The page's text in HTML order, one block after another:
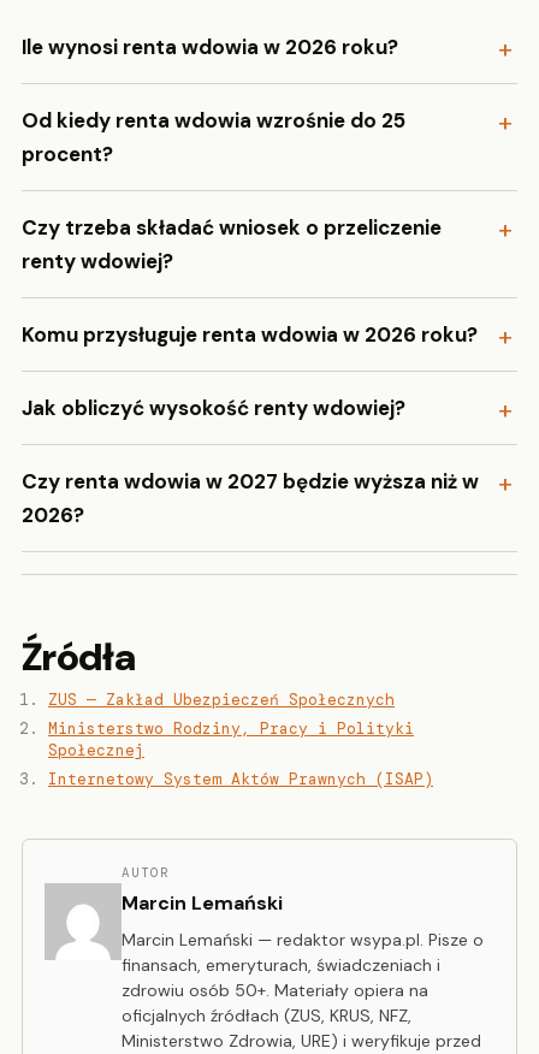
Ile wynosi renta wdowia w 2026 roku?
Od kiedy renta wdowia wzrośnie do 25
procent?
Czy trzeba składać wniosek o przeliczenie
renty wdowiej?
Komu przysługuje renta wdowia w 2026 roku?
Jak obliczyć wysokość renty wdowiej?
Czy renta wdowia w 2027 będzie wyższa niż w
2026?
Źródła
ZUS — Zakład Ubezpieczeń Społecznych
Ministerstwo Rodziny, Pracy i Polityki
Społecznej
Internetowy System Aktów Prawnych (ISAP)
AUTOR
Marcin Lemański
Marcin Lemański — redaktor wsypa.pl. Pisze o
finansach, emeryturach, świadczeniach i
zdrowiu osób 50+. Materiały opiera na
oficjalnych źródłach (ZUS, KRUS, NFZ,
Ministerstwo Zdrowia, URE) i weryfikuje przed